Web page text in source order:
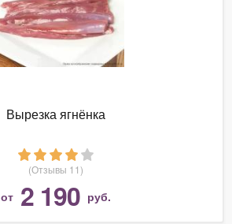
Вырезка ягнёнка
(Отзывы 11)
от 2 190 руб.